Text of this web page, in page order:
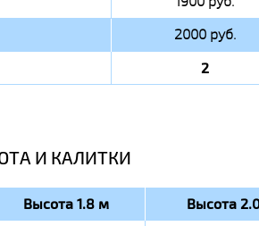
2000 руб.
2
И КАЛИТКИ
Высота 1.8 м Высота